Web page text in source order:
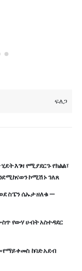
ፍለጋ
እገዛ የሚያደርጉ የክልል፣
ኮሚሽኑ ገለጸ
ስፔን ሴኡታ ዘለቁ —
የውሃ ሀብት አስተዳደር
ከባድ አደብ